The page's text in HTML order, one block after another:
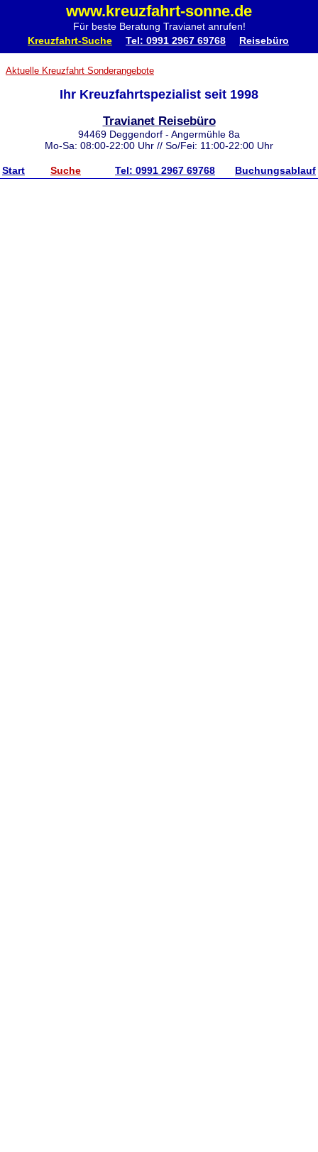
www.kreuzfahrt-sonne.de
Für beste Beratung Travianet anrufen!
Kreuzfahrt-Suche Tel: 0991 2967 69768 Reisebüro
Aktuelle Kreuzfahrt Sonderangebote
Ihr Kreuzfahrtspezialist seit 1998
Travianet Reisebüro
94469 Deggendorf - Angermühle 8a
Mo-Sa: 08:00-22:00 Uhr // So/Fei: 11:00-22:00 Uhr
Start Suche Tel: 0991 2967 69768 Buchungsablauf